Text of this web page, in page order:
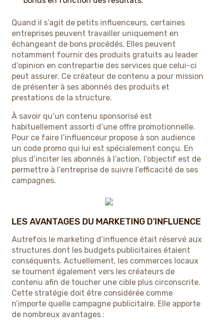
Quand il s’agit de petits influenceurs, certaines
entreprises peuvent travailler uniquement en
échangeant de bons procédés. Elles peuvent
notamment fournir des produits gratuits au leader
d’opinion en contrepartie des services que celui-ci
peut assurer. Ce créateur de contenu a pour mission
de présenter à ses abonnés des produits et
prestations de la structure.
À savoir qu’un contenu sponsorisé est
habituellement assorti d’une offre promotionnelle.
Pour ce faire l’influenceur propose à son audience
un code promo qui lui est spécialement conçu. En
plus d’inciter les abonnés à l’action, l’objectif est de
permettre à l’entreprise de suivre l’efficacité de ses
campagnes.
LES AVANTAGES DU MARKETING D’INFLUENCE
Autrefois le marketing d’influence était réservé aux
structures dont les budgets publicitaires étaient
conséquents. Actuellement, les commerces locaux
se tournent également vers les créateurs de
contenu afin de toucher une cible plus circonscrite.
Cette stratégie doit être considérée comme
n’importe quelle campagne publicitaire. Elle apporte
de nombreux avantages :